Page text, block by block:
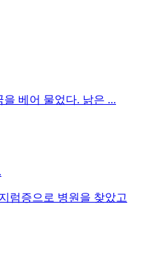
베어 물었다. 낡은 ...
럼증으로 병원을 찾았고